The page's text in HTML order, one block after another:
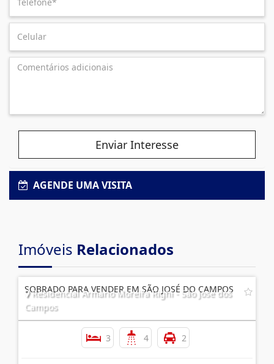
Enviar Interesse
AGENDE UMA VISITA
Imóveis Relacionados
SOBRADO PARA VENDER EM SÃO JOSÉ DO CAMPOS
Residencial Armario Moreira Righi - São José dos
Campos
3 4 2